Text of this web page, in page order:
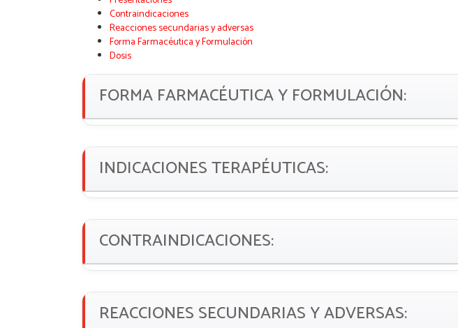
Contraindicaciones
Reacciones secundarias y adversas
Forma Farmacéutica y Formulación
Dosis
FORMA FARMACÉUTICA Y FORMULACIÓN:
INDICACIONES TERAPÉUTICAS:
CONTRAINDICACIONES:
REACCIONES SECUNDARIAS Y ADVERSAS: